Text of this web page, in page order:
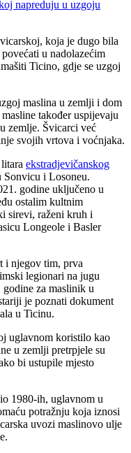
napreduju u uzgoju
koja je dugo bila
u nadolazećim
Ticino, gdje se uzgoj
maslina u zemlji i dom
također uspijevaju
zemlje. Švicarci već
svojih vrtova i voćnjaka.
ekstradjevičanskog
i Losoneu.
godine uključeno u
ostalim kultnim
sirevi, raženi kruh i
Longeole i Basler
i njegov tim, prva
legionari na jugu
za maslinik u
je poznati dokument
u Ticinu.
uglavnom koristilo kao
u zemlji pretrpjele su
bi ustupile mjesto
1980-ih, uglavnom u
potražnju koja iznosi
uvozi maslinovo ulje